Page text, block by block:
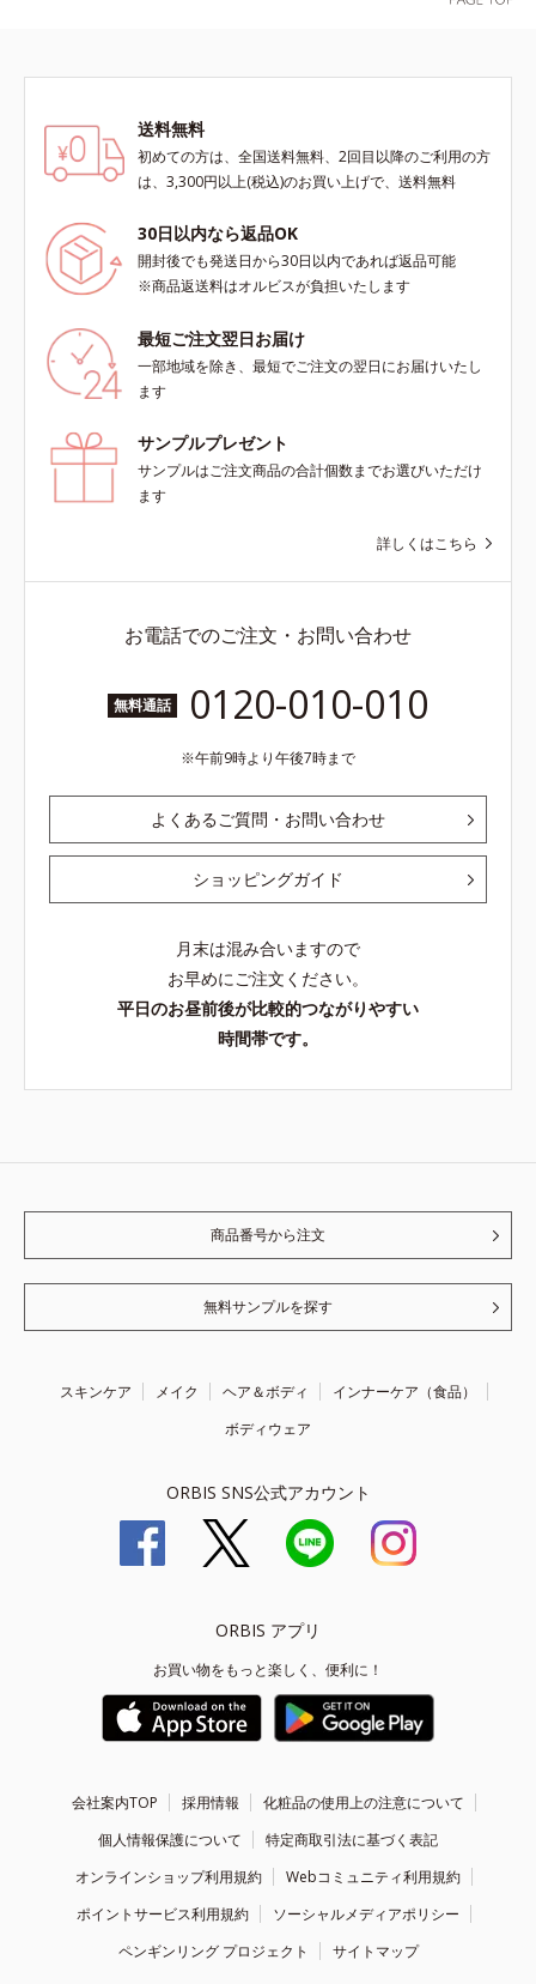
がら肌をしっとりと仕上げます。
送料無料
初めての方は、全国送料無料、2回目以降のご利用の方
は、3,300円以上(税込)のお買い上げで、送料無料
30日以内なら返品OK
開封後でも発送日から30日以内であれば返品可能
※商品返送料はオルビスが負担いたします
最短ご注文翌日お届け
一部地域を除き、最短でご注文の翌日にお届けいたし
ます
サンプルプレゼント
サンプルはご注文商品の合計個数までお選びいただけ
ます
詳しくはこちら
お電話でのご注文・お問い合わせ
無料通話 0120-010-010
午前9時より午後7時まで
よくあるご質問・お問い合わせ
ショッピングガイド
月末は混み合いますので
お早めにご注文ください。
平日のお昼前後が比較的つながりやすい
時間帯です。
商品番号から注文
無料サンプルを探す
スキンケア メイク ヘア＆ボディ
インナーケア（食品）
ボディウェア
ORBIS SNS公式アカウント
ORBIS アプリ
お買い物をもっと楽しく、便利に！
会社案内TOP 採用情報
化粧品の使用上の注意について
個人情報保護について
特定商取引法に基づく表記
オンラインショップ利用規約
Webコミュニティ利用規約
ポイントサービス利用規約
ソーシャルメディアポリシー
ペンギンリング プロジェクト
サイトマップ